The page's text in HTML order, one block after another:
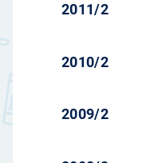
2011/2
2010/2
2009/2